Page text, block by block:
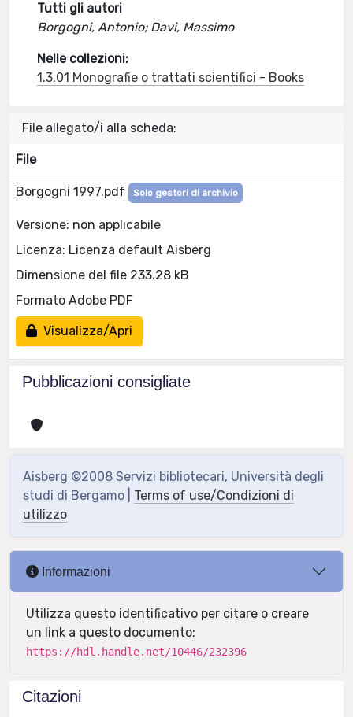
Tutti gli autori
Borgogni, Antonio; Davi, Massimo
Nelle collezioni:
1.3.01 Monografie o trattati scientifici - Books
File allegato/i alla scheda:
File
Borgogni 1997.pdf Solo gestori di archivio
Versione: non applicabile
Licenza: Licenza default Aisberg
Dimensione del file 233.28 kB
Formato Adobe PDF
Visualizza/Apri
Pubblicazioni consigliate
Aisberg ©2008 Servizi bibliotecari, Università degli
studi di Bergamo | Terms of use/Condizioni di
utilizzo
Informazioni
Utilizza questo identificativo per citare o creare
un link a questo documento:
https://hdl.handle.net/10446/232396
Citazioni